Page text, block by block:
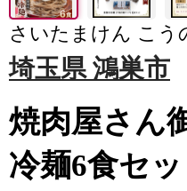
さいたまけん こう
埼玉県 鴻巣市
焼肉屋さん
冷麺6食セ